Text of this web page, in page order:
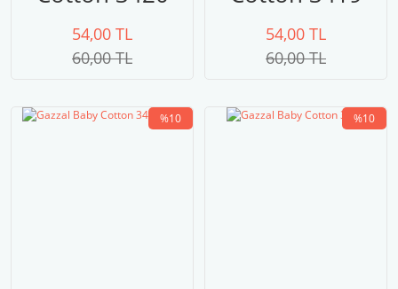
54,00 TL
60,00 TL
turuncu
54,00 TL
60,00 TL
%10 %10